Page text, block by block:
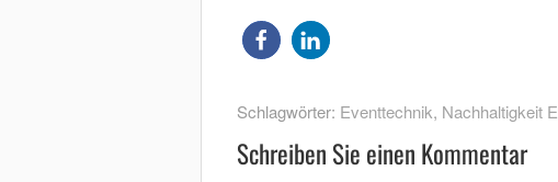
Schlagwörter: Eventtechnik, Nachhaltigkeit
Schreiben Sie einen Kommentar